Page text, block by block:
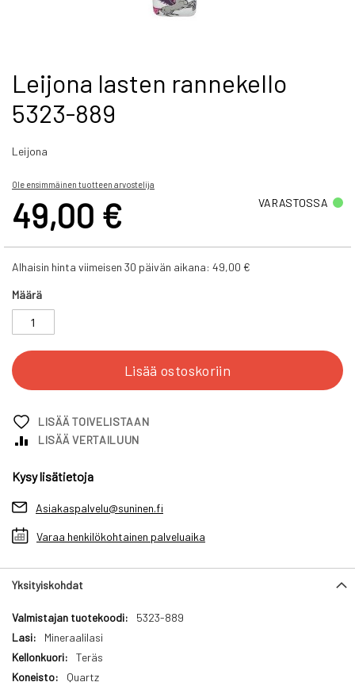
Skip
to
the
beginning
the
gallery
Leijona lasten rannekello
5323-889
Leijona
Ole ensimmäinen tuotteen arvostelija
49,00 € VARASTOSSA
Alhaisin hinta viimeisen 30 päivän aikana: 49,00 €
Määrä
Lisää ostoskoriin
LISÄÄ TOIVELISTAAN
LISÄÄ VERTAILUUN
Kysy lisätietoja
Asiakaspalvelu@suninen.fi
Varaa henkilökohtainen palveluaika
Yksityiskohdat
Yksityiskohdat
5323-889
Mineraalilasi
Teräs
Quartz